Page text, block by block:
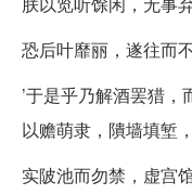
恐后叶靡丽，遂往而
’于是乎乃解酒罢猎，
以赡萌隶，隤墙填堑
实陂池而勿禁，虚宫